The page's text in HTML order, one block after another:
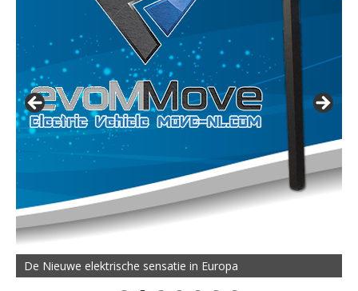
De Nieuwe elektrische sensatie in Europa
De MOVE Vigorous 1500 Highline | 45 km Topsnelheid en
50 km Actieradius